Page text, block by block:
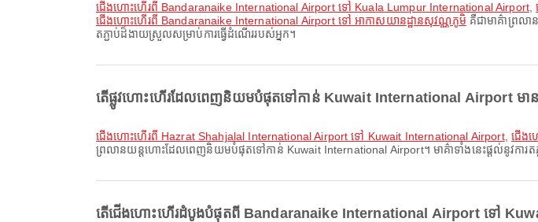
ជើងហោះហើរពី Bandaranaike International Airport ទៅ Kuala Lumpur International Airport,
ជើងហោះហើរពី Bandaranaike International Airport ទៅ អាកាសយានដ្ឋានសុវណ្ណភូមិ គឺជាមាគ៌ាព្រល
តភ្ជាប់ដ៏ងាយស្រួលសម្រាប់ការធ្វើដំណើររបស់អ្នក។
តើផ្លូវហោះហើរដែលពេញនិយមបំផុតទៅកាន់ Kuwait International Airport មានអ្
ជើងហោះហើរពី Hazrat Shahjalal International Airport ទៅ Kuwait International Airport, ជើង
ព្រលានយន្តហោះដែលពេញនិយមបំផុតទៅកាន់ Kuwait International Airport។ មាគ៌ាទាំងនេះផ្តល់នូវការត
តើជើងហោះហើរដំបូងបំផុតពី Bandaranaike International Airport ទៅ